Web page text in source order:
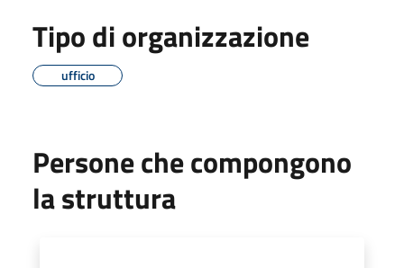
Tipo di organizzazione
ufficio
Persone che compongono
la struttura